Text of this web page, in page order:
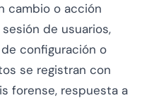
cambio o acción
de usuarios,
configuración o
se registran con
forense, respuesta a